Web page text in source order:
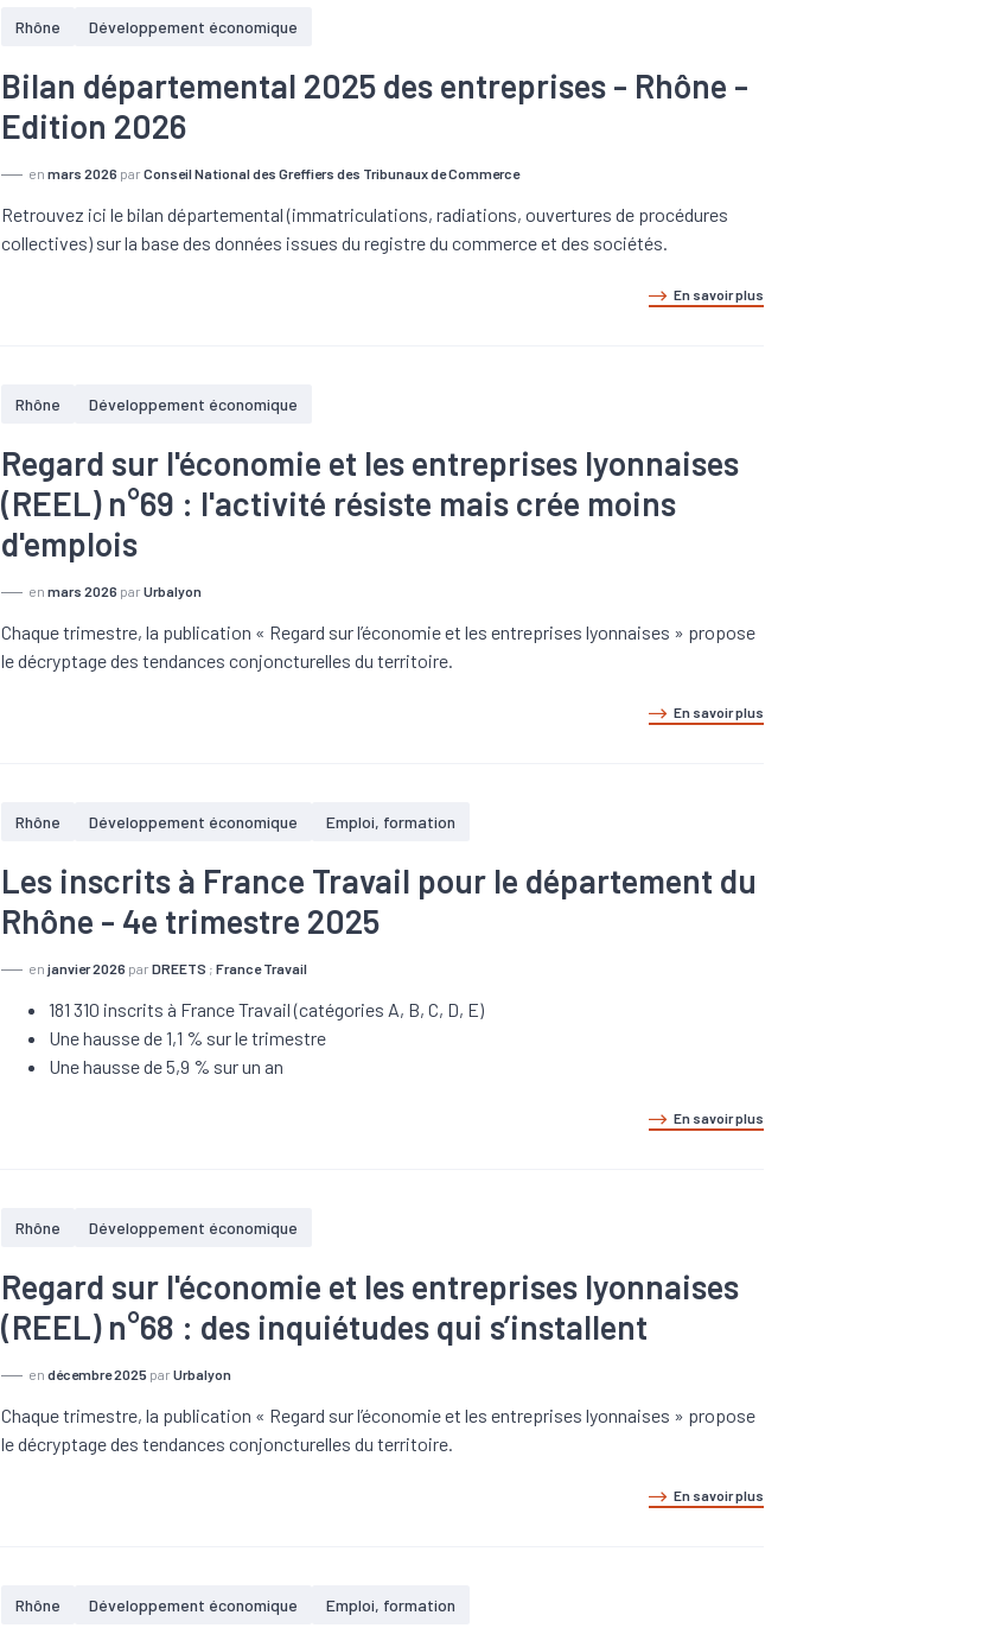
Rhône Développement économique
Bilan départemental 2025 des entreprises - Rhône -
Edition 2026
enmars 2026 parConseil National des Greffiers des Tribunaux de Commerce
Retrouvez ici le bilan départemental (immatriculations, radiations, ouvertures de procédures
collectives) sur la base des données issues du registre du commerce et des sociétés.
En savoir plus
Rhône Développement économique
Regard sur l'économie et les entreprises lyonnaises
(REEL) n°69 : l'activité résiste mais crée moins
d'emplois
enmars 2026 parUrbalyon
Chaque trimestre, la publication « Regard sur l’économie et les entreprises lyonnaises » propose
le décryptage des tendances conjoncturelles du territoire.
En savoir plus
Rhône Développement économique Emploi, formation
Les inscrits à France Travail pour le département du
Rhône - 4e trimestre 2025
enjanvier 2026 parDREETS ;France Travail
181 310 inscrits à France Travail (catégories A, B, C, D, E)
Une hausse de 1,1 % sur le trimestre
Une hausse de 5,9 % sur un an
En savoir plus
Rhône Développement économique
Regard sur l'économie et les entreprises lyonnaises
(REEL) n°68 : des inquiétudes qui s’installent
endécembre 2025 parUrbalyon
Chaque trimestre, la publication « Regard sur l’économie et les entreprises lyonnaises » propose
le décryptage des tendances conjoncturelles du territoire.
En savoir plus
Rhône Développement économique Emploi, formation